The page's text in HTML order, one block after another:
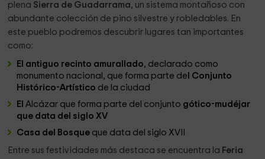
plena Sierra de Guadarrama, un sistema montañoso con
abundante colección de pino silvestre y robledables. En
este pueblo podremos descubrir lugares tan importantes
como:
El antiguo recinto amurallado, declarado como
monumento nacional, que forma parte de l Conjunto
Histórico-Artístico de la ciudad
ElAlcázar que forma parte del conjunto gótico-mudéjar
que data del siglo XV
Casa del Bosque que data del siglo XVII
Entre sus festividades más destaca se encuentra la Feria